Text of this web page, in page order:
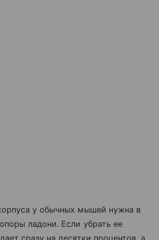
у обычных мышей нужна в
ладони. Если убрать ее
сразу на десятки процентов, а